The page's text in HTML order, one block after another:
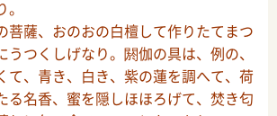
菩薩、おのおの白檀して作りたてまつ
うつくしげなり。閼伽の具は、例の、
て、青き、白き、紫の蓮を調へて、荷
る名香、蜜を隠しほほろげて、焚き匂